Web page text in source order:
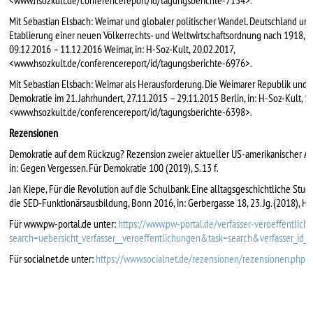
Mit Sebastian Elsbach: Weimar und globaler politischer Wandel. Deutschland
Etablierung einer neuen Völkerrechts- und Weltwirtschaftsordnung nach 1918,
09.12.2016 – 11.12.2016 Weimar, in: H-Soz-Kult, 20.02.2017,
<www.hsozkult.de/conferencereport/id/tagungsberichte-6976>.
Mit Sebastian Elsbach: Weimar als Herausforderung. Die Weimarer Republik und
Demokratie im 21. Jahrhundert, 27.11.2015 – 29.11.2015 Berlin, in: H-Soz-Kult,
<www.hsozkult.de/conferencereport/id/tagungsberichte-6398>.
Rezensionen
Demokratie auf dem Rückzug? Rezension zweier aktueller US-amerikanischer
in: Gegen Vergessen. Für Demokratie 100 (2019), S. 13 f.
Jan Kiepe, Für die Revolution auf die Schulbank. Eine alltagsgeschichtliche
die SED-Funktionärsausbildung, Bonn 2016, in: Gerbergasse 18, 23. Jg. (2018), H.
Für www.pw-portal.de unter: https://www.pw-portal.de/verfasser-
Für socialnet.de unter: https://www.socialnet.de/rezensionen/